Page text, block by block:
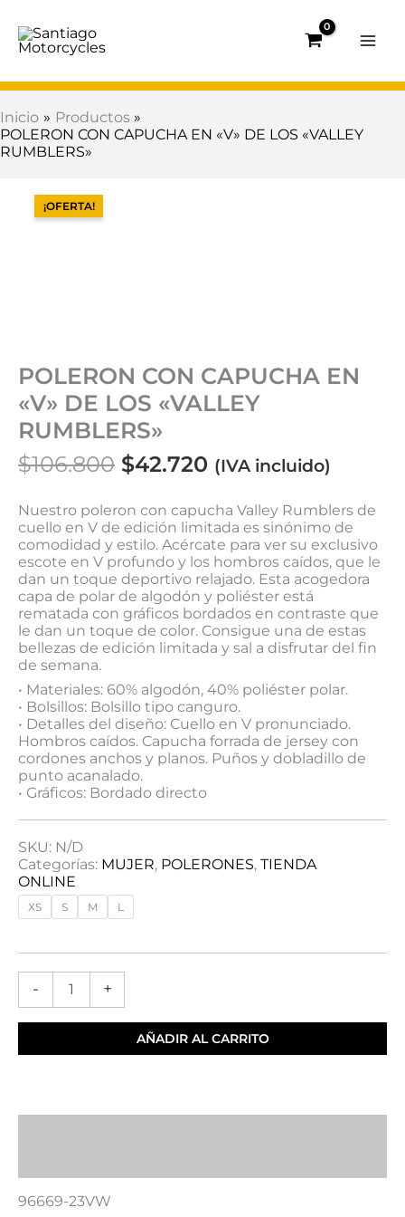
contenido
Inicio
Productos
POLERON CON CAPUCHA EN «V» DE LOS «VALLEY
RUMBLERS»
¡OFERTA!
POLERON CON CAPUCHA EN
«V» DE LOS «VALLEY
RUMBLERS»
$106.800 $42.720 (IVA incluido)
Nuestro poleron con capucha Valley Rumblers de
cuello en V de edición limitada es sinónimo de
comodidad y estilo. Acércate para ver su exclusivo
escote en V profundo y los hombros caídos, que le
dan un toque deportivo relajado. Esta acogedora
capa de polar de algodón y poliéster está
rematada con gráficos bordados en contraste que
le dan un toque de color. Consigue una de estas
bellezas de edición limitada y sal a disfrutar del fin
de semana.
• Materiales: 60% algodón, 40% poliéster polar.
• Bolsillos: Bolsillo tipo canguro.
• Detalles del diseño: Cuello en V pronunciado.
Hombros caídos. Capucha forrada de jersey con
cordones anchos y planos. Puños y dobladillo de
punto acanalado.
• Gráficos: Bordado directo
SKU: N/D
Categorías: MUJER, POLERONES, TIENDA
ONLINE
XS S M L
-
CON
CAPUCHA
+
AÑADIR AL CARRITO
96669-23VW